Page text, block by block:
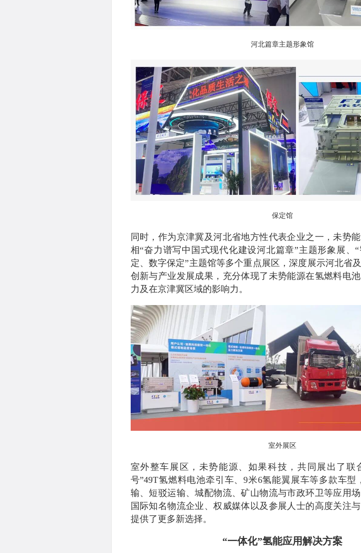
河北篇章主题形象馆
保定馆
同时，作为京津冀及河北省地方性代表企业之一，未势
相“奋力谱写中国式现代化建设河北篇章”主题形象展、
定、数字保定”主题馆等多个重点展区，深度展示河北省
创新与产业发展成果，充分体现了未势能源在氢燃料电
力及在京津冀区域的影响力。
室外展区
室外整车展区，未势能源、如果科技，共同展出了联
号”49T氢燃料电池牵引车、9米6氢能翼展车等多款车型
输、短驳运输、城配物流、矿山物流与市政环卫等应用
国际知名物流企业、权威媒体以及参展人士的高度关注
提供了更多新选择。
“一体化”氢能应用解决方案